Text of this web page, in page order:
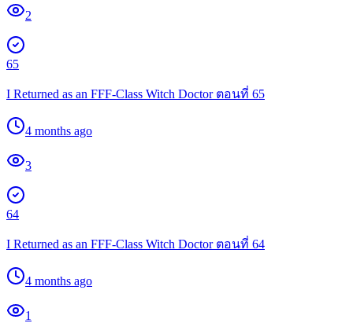
2
65
I Returned as an FFF-Class Witch Doctor ตอนที่ 65
4 months ago
3
64
I Returned as an FFF-Class Witch Doctor ตอนที่ 64
4 months ago
1